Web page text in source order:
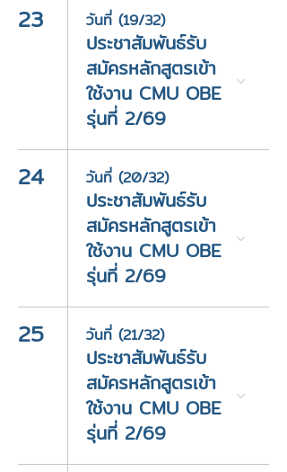
23 วันที่ (19/32)
ประชาสัมพันธ์รับ
สมัครหลักสูตรเข้า
ใช้งาน CMU OBE
รุ่นที่ 2/69
24 วันที่ (20/32)
ประชาสัมพันธ์รับ
สมัครหลักสูตรเข้า
ใช้งาน CMU OBE
รุ่นที่ 2/69
25 วันที่ (21/32)
ประชาสัมพันธ์รับ
สมัครหลักสูตรเข้า
ใช้งาน CMU OBE
รุ่นที่ 2/69